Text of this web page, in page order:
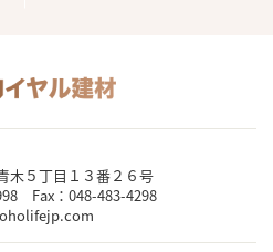
木５丁目１３番２６号
Fax：048-483-4298